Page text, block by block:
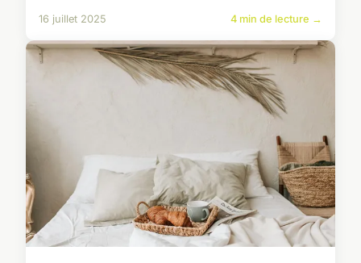
16 juillet 2025 4 min de lecture →